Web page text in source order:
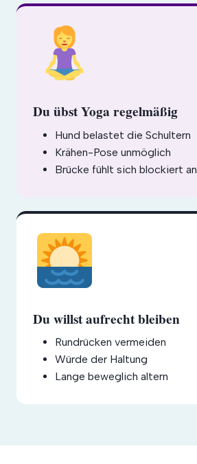
Du übst Yoga regelmäßig
Hund belastet die Schultern
Krähen-Pose unmöglich
Brücke fühlt sich blockiert an
Du willst aufrecht bleiben
Rundrücken vermeiden
Würde der Haltung
Lange beweglich altern